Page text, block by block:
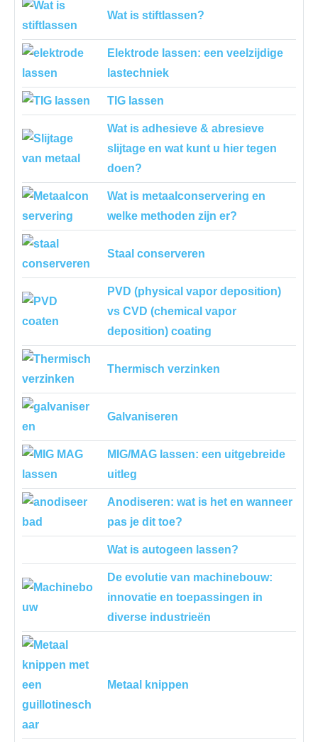
Wat is stiftlassen?
Elektrode lassen: een veelzijdige
lastechniek
TIG lassen
Wat is adhesieve & abresieve
slijtage en wat kunt u hier tegen
doen?
Wat is metaalconservering en
welke methoden zijn er?
Staal conserveren
PVD (physical vapor deposition)
vs CVD (chemical vapor
deposition) coating
Thermisch verzinken
Galvaniseren
MIG/MAG lassen: een uitgebreide
uitleg
Anodiseren: wat is het en wanneer
pas je dit toe?
Wat is autogeen lassen?
De evolutie van machinebouw:
innovatie en toepassingen in
diverse industrieën
Metaal knippen